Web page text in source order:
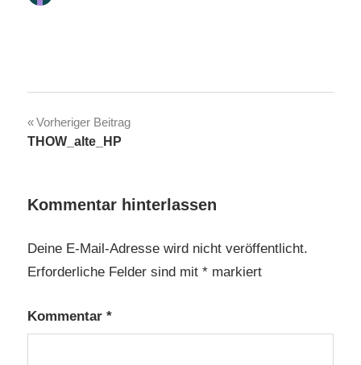
Beitragsnavigation
Vorheriger Beitrag
THOW_alte_HP
Kommentar hinterlassen
Deine E-Mail-Adresse wird nicht veröffentlicht.
Erforderliche Felder sind mit * markiert
Kommentar *